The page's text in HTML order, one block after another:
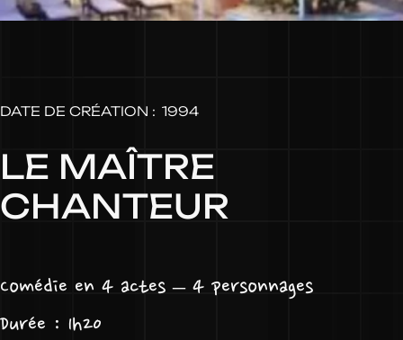
DATE DE CRÉATION : 1994
LE MAÎTRE
CHANTEUR
Comédie en 4 actes – 4 personnages
Durée : 1h20